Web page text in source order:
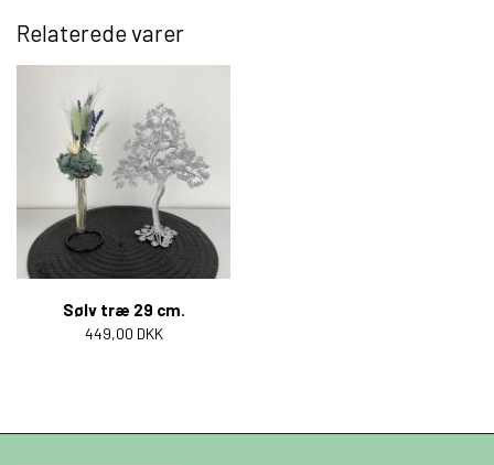
Relaterede varer
Sølv træ 29 cm.
449,00 DKK